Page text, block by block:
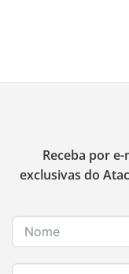
Receba por
exclusivas do